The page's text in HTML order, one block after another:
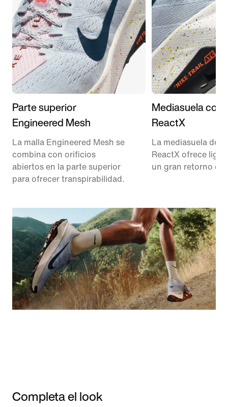
Parte superior
Engineered Mesh
La malla Engineered Mesh se
combina con orificios
abiertos en la parte superior
para ofrecer transpirabilidad.
Mediasuela con
ReactX
La mediasuela de
ReactX ofrece
un gran retorno de
Completa el look